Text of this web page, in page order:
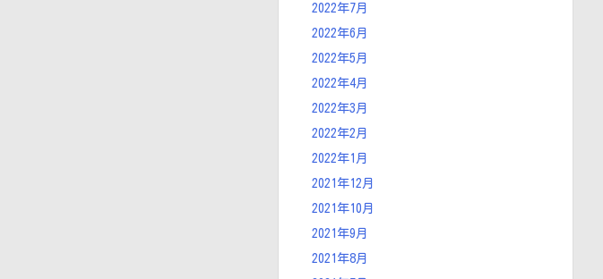
2022年7月
2022年6月
2022年5月
2022年4月
2022年3月
2022年2月
2022年1月
2021年12月
2021年10月
2021年9月
2021年8月